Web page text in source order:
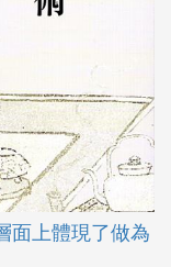
面上體現了做為